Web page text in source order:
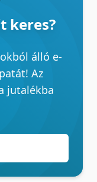
keres?
álló e-
Az
jutalékba